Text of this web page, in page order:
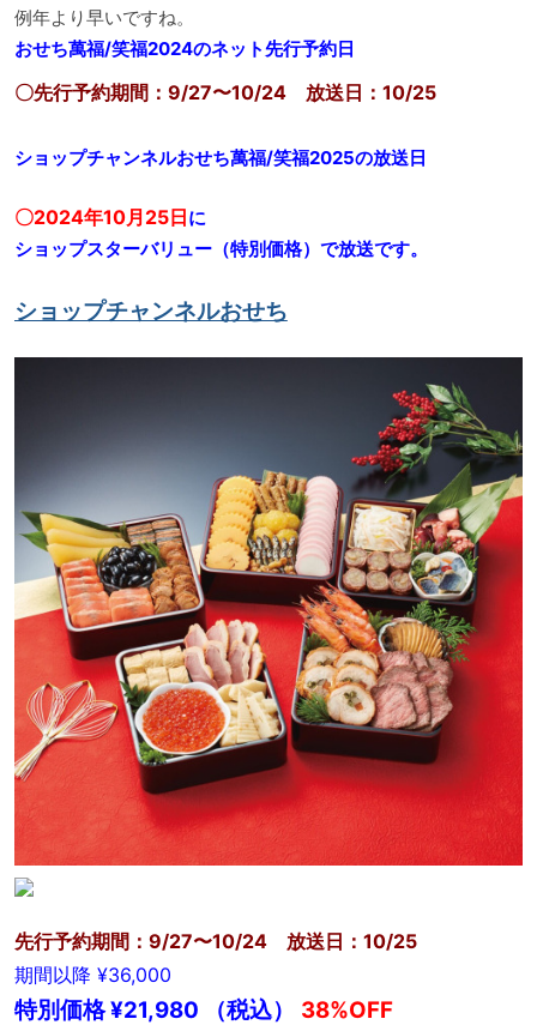
例年より早いですね。
おせち萬福/笑福2024のネット先行予約日
〇先行予約期間：9/27〜10/24 放送日：10/25
ショップチャンネルおせち萬福/笑福2025の放送日
〇2024年10月25日に
ショップスターバリュー（特別価格）で放送です。
ショップチャンネルおせち
先行予約期間：9/27〜10/24 放送日：10/25
期間以降 ¥36,000
特別価格¥21,980 （税込） 38%OFF